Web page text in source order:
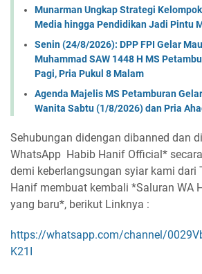
Munarman Ungkap Strategi
Media hingga Pendidikan Jadi Pintu
Senin (24/8/2026): DPP FPI Gelar
Muhammad SAW 1448 H MS
Pagi, Pria Pukul 8 Malam
Agenda Majelis MS Petamburan
Wanita Sabtu (1/8/2026) dan Pria
Sehubungan didengan dibanned dan
WhatsApp Habib Hanif Official*
demi keberlangsungan syiar kami dari
Hanif membuat kembali *Saluran WA
yang baru*, berikut Linknya :
https://whatsapp.com/channel/
K21I